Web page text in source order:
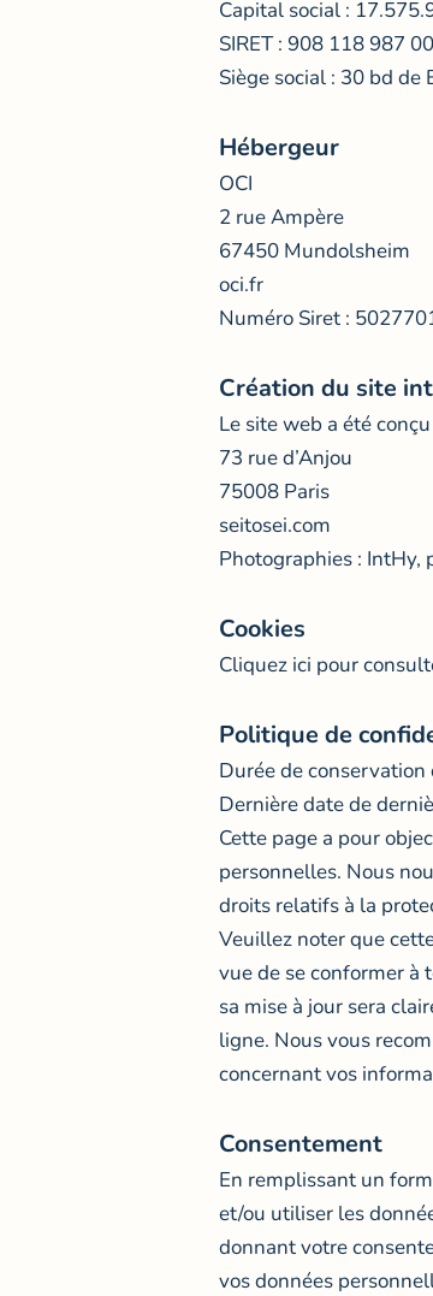
Capital social :
SIRET : 908 118 987
Siège social : 30 bd de
Hébergeur
OCI
2 rue Ampère
67450 Mundolsheim
oci.fr
Numéro Siret :
Création du site
Le site web a été
73 rue d’Anjou
75008 Paris
seitosei.com
Photographies : IntHy,
Cookies
Cliquez ici pour
Politique de
Durée de conservation
Dernière date de
Cette page a pour
personnelles. Nous
droits relatifs à la
Veuillez noter que
vue de se conformer
sa mise à jour sera
ligne. Nous vous
concernant vos
Consentement
En remplissant un
et/ou utiliser les
donnant votre
vos données